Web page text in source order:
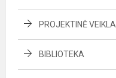
PROJEKTINĖ VEIKLA
BIBLIOTEKA